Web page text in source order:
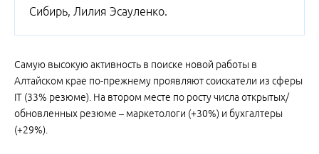
Сибирь, Лилия Эсауленко.
Самую высокую активность в поиске новой работы в
Алтайском крае по-прежнему проявляют соискатели из сферы
IT (33% резюме). На втором месте по росту числа открытых/
обновленных резюме – маркетологи (+30%) и бухгалтеры
(+29%).